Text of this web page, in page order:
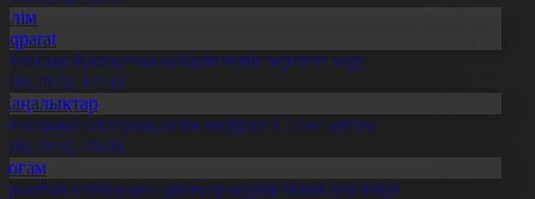
Қазақстан өсімдіктерін зерттеп жүр
17:30
отандық өнім өндірісі 1,5 есе артты
20:06
сайлауына үміткерлердің тізімі бекітілді